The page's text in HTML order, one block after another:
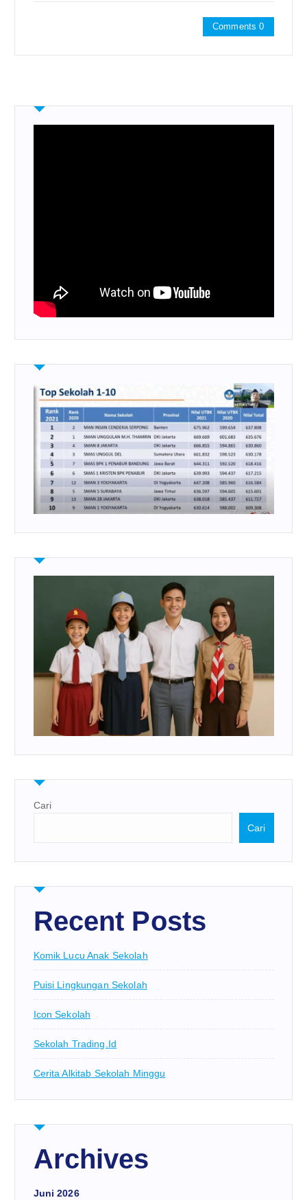
Comments 0
Cari
Cari
Recent Posts
Komik Lucu Anak Sekolah
Puisi Lingkungan Sekolah
Icon Sekolah
Sekolah Trading.id
Cerita Alkitab Sekolah Minggu
Archives
Juni 2026